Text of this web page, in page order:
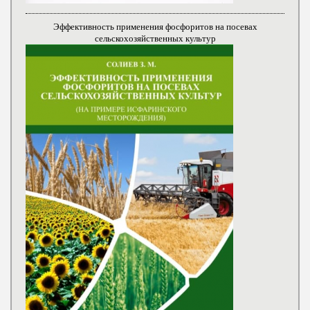
Эффективность применения фосфоритов на посевах
сельскохозяйственных культур